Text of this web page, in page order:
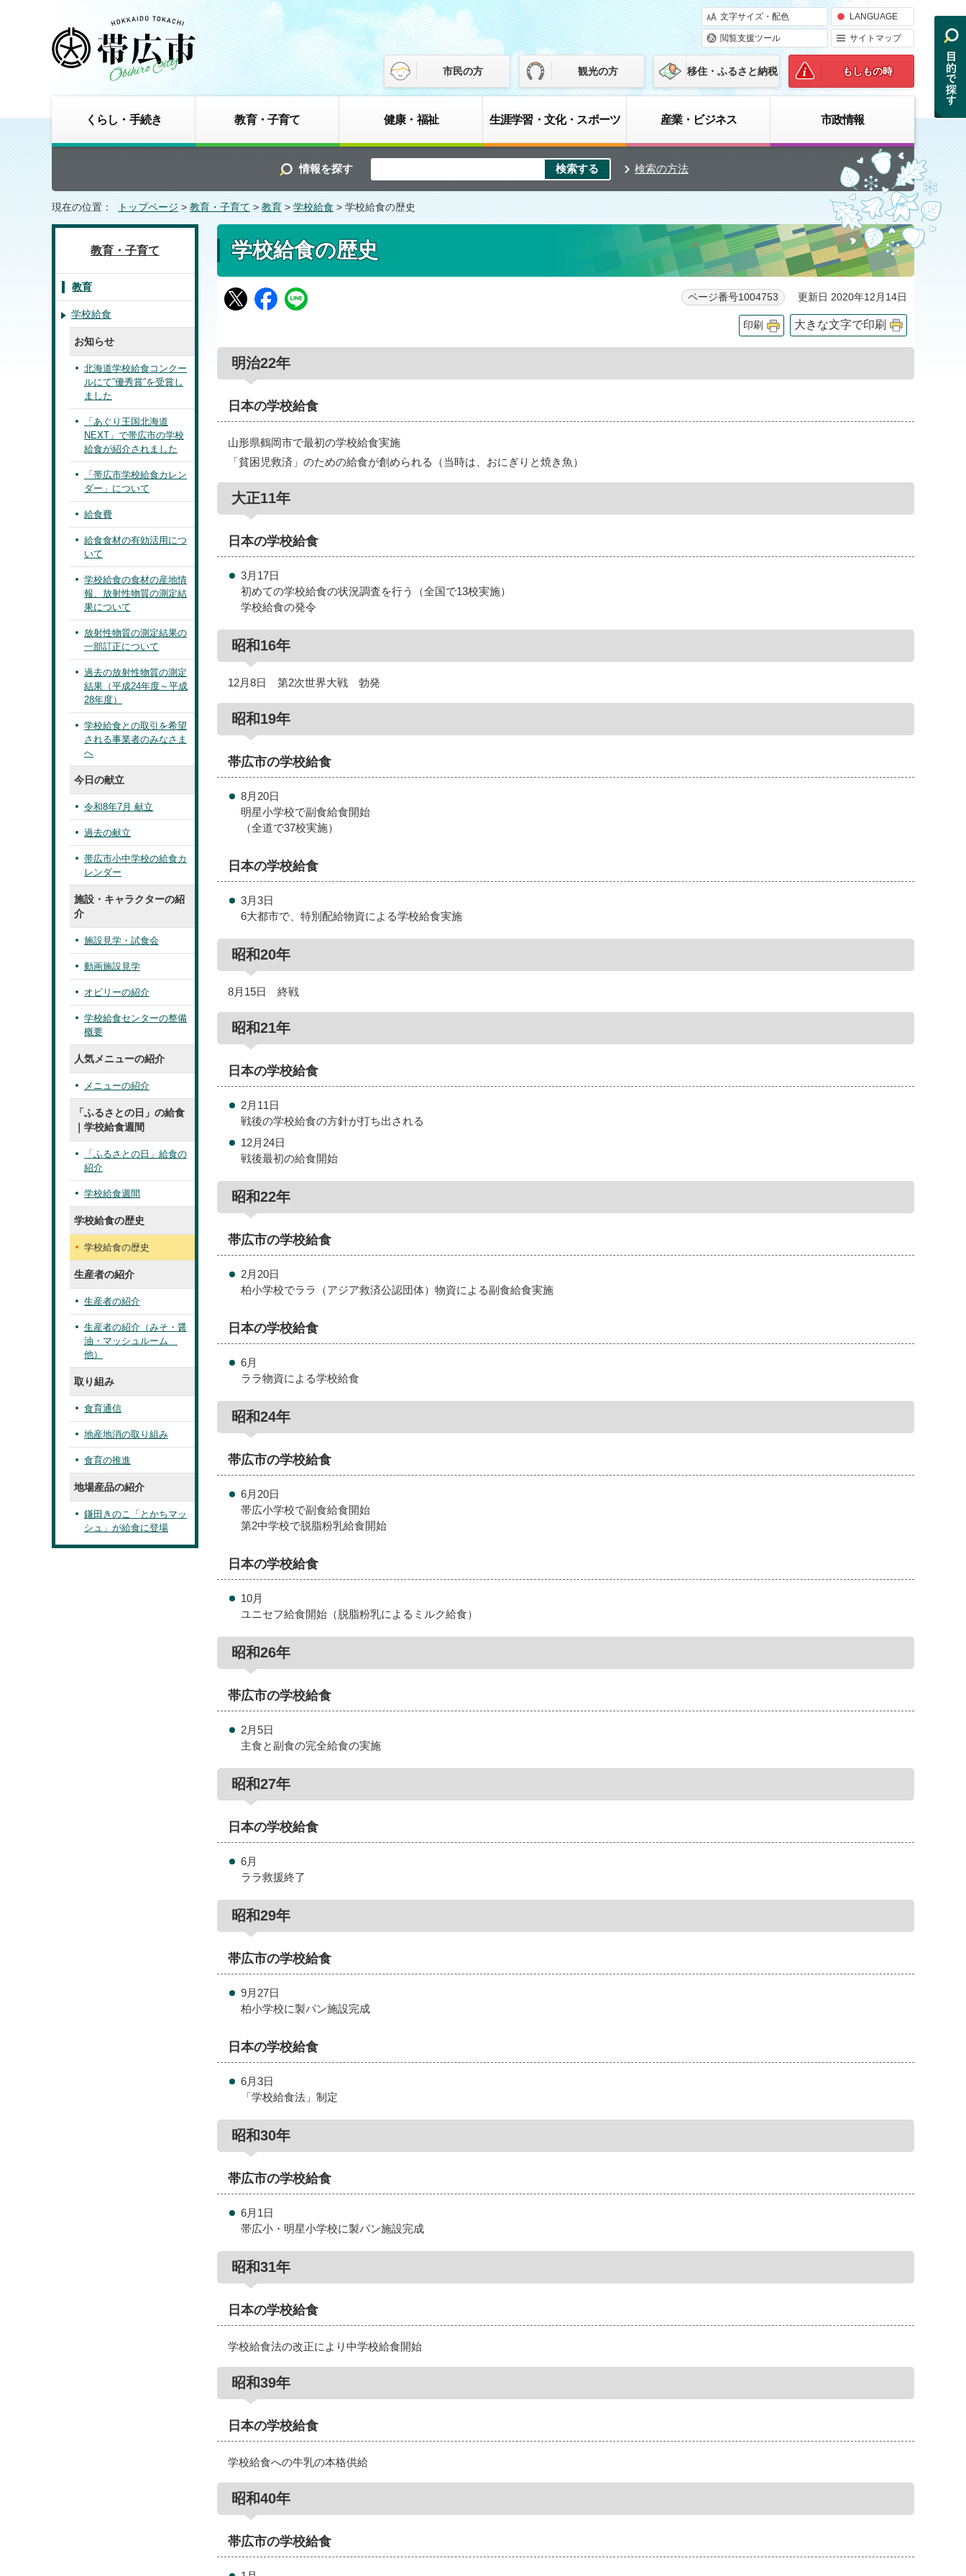
文字サイズ・配色 LANGUAGE
閲覧支援ツール サイトマップ
市民の方 観光の方 移住・ふるさと納税 もしもの時
くらし・手続き 教育・子育て 健康・福祉 生涯学習・文化・スポーツ 産業・ビジネス 市政情報
情報を探す 検索の方法
現在の位置： トップページ > 教育・子育て > 教育 > 学校給食 > 学校給食の歴史
学校給食の歴史
ページ番号1004753 更新日 2020年12月14日
印刷 大きな文字で印刷
明治22年
日本の学校給食
山形県鶴岡市で最初の学校給食実施
「貧困児救済」のための給食が創められる（当時は、おにぎりと焼き魚）
大正11年
日本の学校給食
3月17日
初めての学校給食の状況調査を行う（全国で13校実施）
学校給食の発令
昭和16年
12月8日 第2次世界大戦 勃発
昭和19年
帯広市の学校給食
8月20日
明星小学校で副食給食開始
（全道で37校実施）
日本の学校給食
3月3日
6大都市で、特別配給物資による学校給食実施
昭和20年
8月15日 終戦
昭和21年
日本の学校給食
2月11日
戦後の学校給食の方針が打ち出される
12月24日
戦後最初の給食開始
昭和22年
帯広市の学校給食
2月20日
柏小学校でララ（アジア救済公認団体）物資による副食給食実施
日本の学校給食
6月
ララ物資による学校給食
昭和24年
帯広市の学校給食
6月20日
帯広小学校で副食給食開始
第2中学校で脱脂粉乳給食開始
日本の学校給食
10月
ユニセフ給食開始（脱脂粉乳によるミルク給食）
昭和26年
帯広市の学校給食
2月5日
主食と副食の完全給食の実施
昭和27年
日本の学校給食
6月
ララ救援終了
昭和29年
帯広市の学校給食
9月27日
柏小学校に製パン施設完成
日本の学校給食
6月3日
「学校給食法」制定
昭和30年
帯広市の学校給食
6月1日
帯広小・明星小学校に製パン施設完成
昭和31年
日本の学校給食
学校給食法の改正により中学校給食開始
昭和39年
日本の学校給食
学校給食への牛乳の本格供給
昭和40年
帯広市の学校給食
教育・子育て
教育
学校給食
お知らせ
北海道学校給食コンクー
ルにて”優秀賞”を受賞し
ました
「あぐり王国北海道
NEXT」で帯広市の学校
給食が紹介されました
「帯広市学校給食カレン
ダー」について
給食費
給食食材の有効活用につ
いて
学校給食の食材の産地情
報、放射性物質の測定結
果について
放射性物質の測定結果の
一部訂正について
過去の放射性物質の測定
結果（平成24年度～平成
28年度）
学校給食との取引を希望
される事業者のみなさま
へ
今日の献立
令和8年7月 献立
過去の献立
帯広市小中学校の給食カ
レンダー
施設・キャラクターの紹
介
施設見学・試食会
動画施設見学
オビリーの紹介
学校給食センターの整備
概要
人気メニューの紹介
メニューの紹介
「ふるさとの日」の給食
｜学校給食週間
「ふるさとの日」給食の
紹介
学校給食週間
学校給食の歴史
学校給食の歴史
生産者の紹介
生産者の紹介
生産者の紹介（みそ・醤
油・マッシュルーム
他）
取り組み
食育通信
地産地消の取り組み
食育の推進
地場産品の紹介
鎌田きのこ「とかちマッ
シュ」が給食に登場